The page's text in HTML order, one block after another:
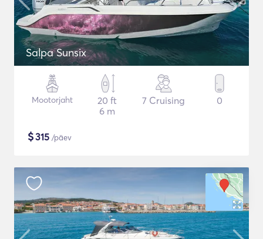
Salpa Sunsix
Mootorjaht
20 ft
6 m
7 Cruising 0
$315 /päev